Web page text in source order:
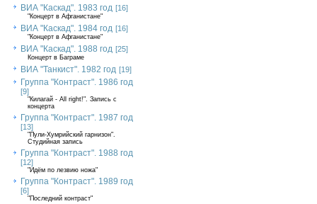
ВИА "Каскад". 1983 год [16]
"Концерт в Афганистане"
ВИА "Каскад". 1984 год [16]
"Концерт в Афганистане"
ВИА "Каскад". 1988 год [25]
Концерт в Баграме
ВИА "Танкист". 1982 год [19]
Группа "Контраст". 1986 год
[9]
"Килагай - All right!". Запись с
концерта
Группа "Контраст". 1987 год
[13]
"Пули-Хумрийский гарнизон".
Студийная запись
Группа "Контраст". 1988 год
[12]
"Идём по лезвию ножа"
Группа "Контраст". 1989 год
[6]
"Последний контраст"